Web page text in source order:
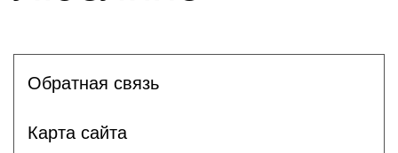
Обратная связь
Карта сайта